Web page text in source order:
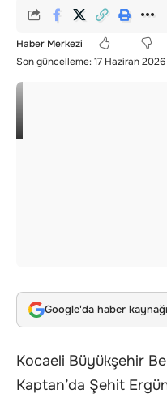
Son güncelleme: 17 Haziran 2026
Haber Merkezi
Google'da haber
Kocaeli Büyükşehir
Kaptan’da Şehit